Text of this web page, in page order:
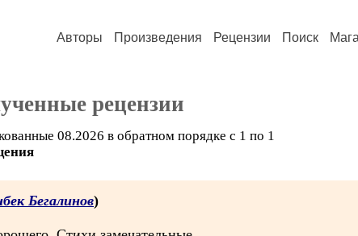
Авторы Произведения Рецензии Поиск
рецензии
08.2026 в обратном порядке с 1 по 1
Бегалинов)